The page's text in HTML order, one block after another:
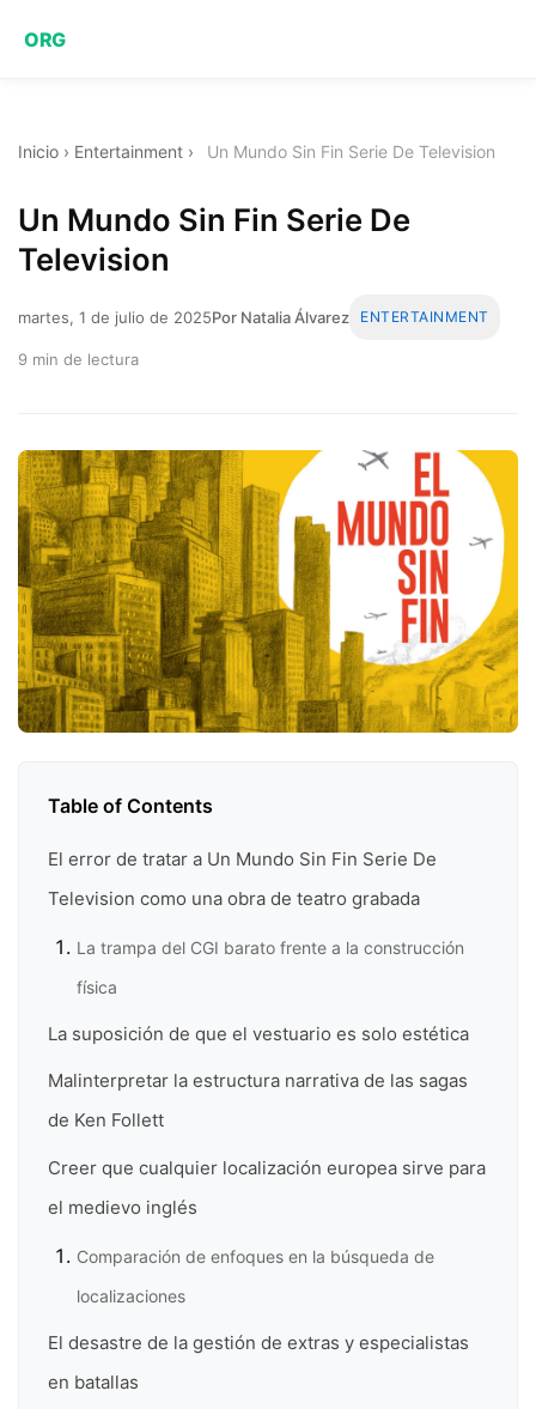
ORG
Inicio › Entertainment › Un Mundo Sin Fin Serie De Television
Un Mundo Sin Fin Serie De
Television
martes, 1 de julio de 2025Por Natalia Álvarez ENTERTAINMENT
9 min de lectura
Table of Contents
El error de tratar a Un Mundo Sin Fin Serie De
Television como una obra de teatro grabada
La trampa del CGI barato frente a la construcción
física
La suposición de que el vestuario es solo estética
Malinterpretar la estructura narrativa de las sagas
de Ken Follett
Creer que cualquier localización europea sirve para
el medievo inglés
Comparación de enfoques en la búsqueda de
localizaciones
El desastre de la gestión de extras y especialistas
en batallas